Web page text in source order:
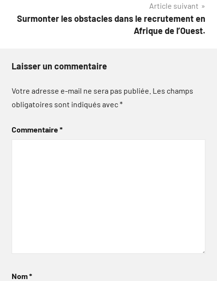
Article suivant
Surmonter les obstacles dans le recrutement en
Afrique de l’Ouest.
Laisser un commentaire
Votre adresse e-mail ne sera pas publiée. Les champs
obligatoires sont indiqués avec*
Commentaire*
Nom*